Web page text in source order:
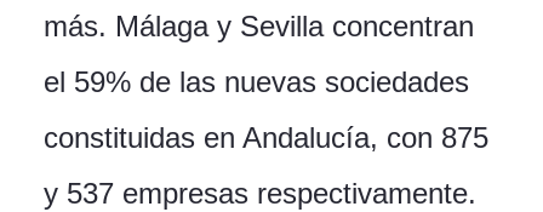
más. Málaga y Sevilla concentran
el 59% de las nuevas sociedades
constituidas en Andalucía, con 875
y 537 empresas respectivamente.